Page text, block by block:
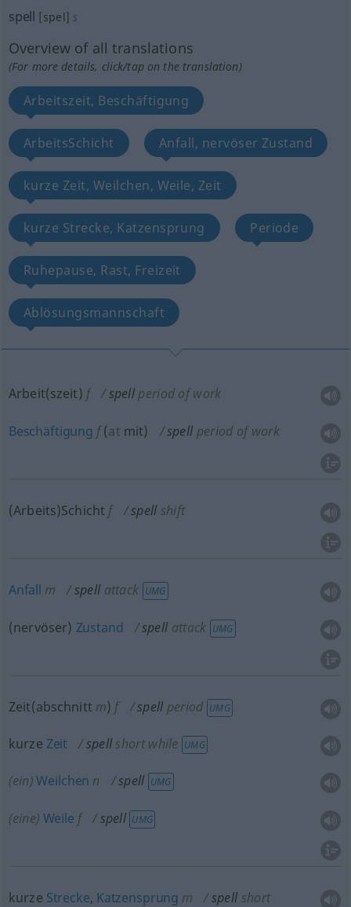
spell [spel] s
Overview of all translations
(For more details, click/tap on the translation)
Arbeitszeit, Beschäftigung
ArbeitsSchicht Anfall, nervöser Zustand
kurze Zeit, Weilchen, Weile, Zeit
kurze Strecke, Katzensprung Periode
Ruhepause, Rast, Freizeit
Ablösungsmannschaft
Arbeit(szeit) f spell period of work
Beschäftigung f (at mit) spell period of work
(Arbeits)Schicht f spell shift
Anfall m spell attack UMG
(nervöser) Zustand spell attack UMG
Zeit(abschnitt m) f spell period UMG
kurze Zeit spell short while UMG
(ein)Weilchen n spell UMG
(eine) Weile f spell UMG
kurze Strecke, Katzensprung m spell short